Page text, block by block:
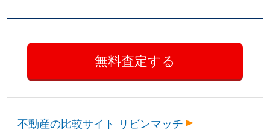
不動産の比較サイト リビンマッチ